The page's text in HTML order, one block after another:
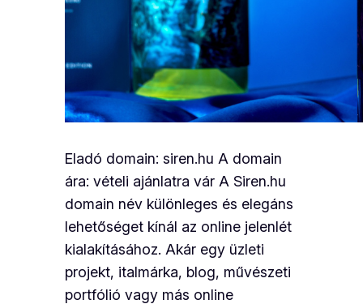
Eladó domain: siren.hu A domain
ára: vételi ajánlatra vár A Siren.hu
domain név különleges és elegáns
lehetőséget kínál az online jelenlét
kialakításához. Akár egy üzleti
projekt, italmárka, blog, művészeti
portfólió vagy más online